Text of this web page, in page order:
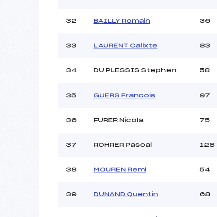
32 BAILLY Romain 36
33 LAURENT Calixte 83
34 DU PLESSIS Stephen 58
35 GUERS Francois 97
36 FURER Nicola 75
37 ROHRER Pascal 128
38 MOUREN Remi 54
39 DUNAND Quentin 68